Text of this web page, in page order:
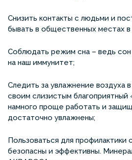
Снизить контакты с людьми и
бывать в общественных местах
Соблюдать режим сна – ведь сон
на наш иммунитет;
Следить за увлажнение воздуха
своим слизистым благоприятный
намного проще работать и
достаточно увлажнены;
Пользоваться для профилактики
безопасны и эффективны.